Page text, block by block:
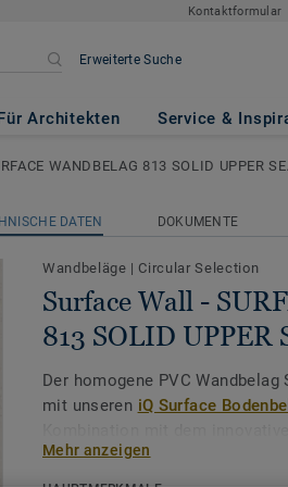
Kontaktformular
Erweiterte Suche
Architekten Service &
813
WANDBELAG 813 SOLID UPPER
DATEN DOKUMENTE
Wandbeläge | Circular Selection
Surface Wall -
813 SOLID UPPER
Der homogene PVC
mit unseren iQ Surface
Schweißdrähten wird der
neue kreative Ausdrucksformen.
Mehr anzeigen